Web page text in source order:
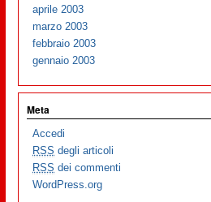
aprile 2003
marzo 2003
febbraio 2003
gennaio 2003
Meta
Accedi
RSS degli articoli
RSS dei commenti
WordPress.org